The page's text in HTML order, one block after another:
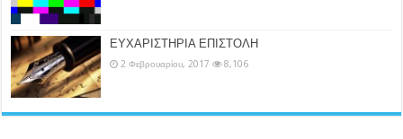
ΕΥΧΑΡΙΣΤΗΡΙΑ ΕΠΙΣΤΟΛΗ
2 Φεβρουαρίου, 2017 8,106